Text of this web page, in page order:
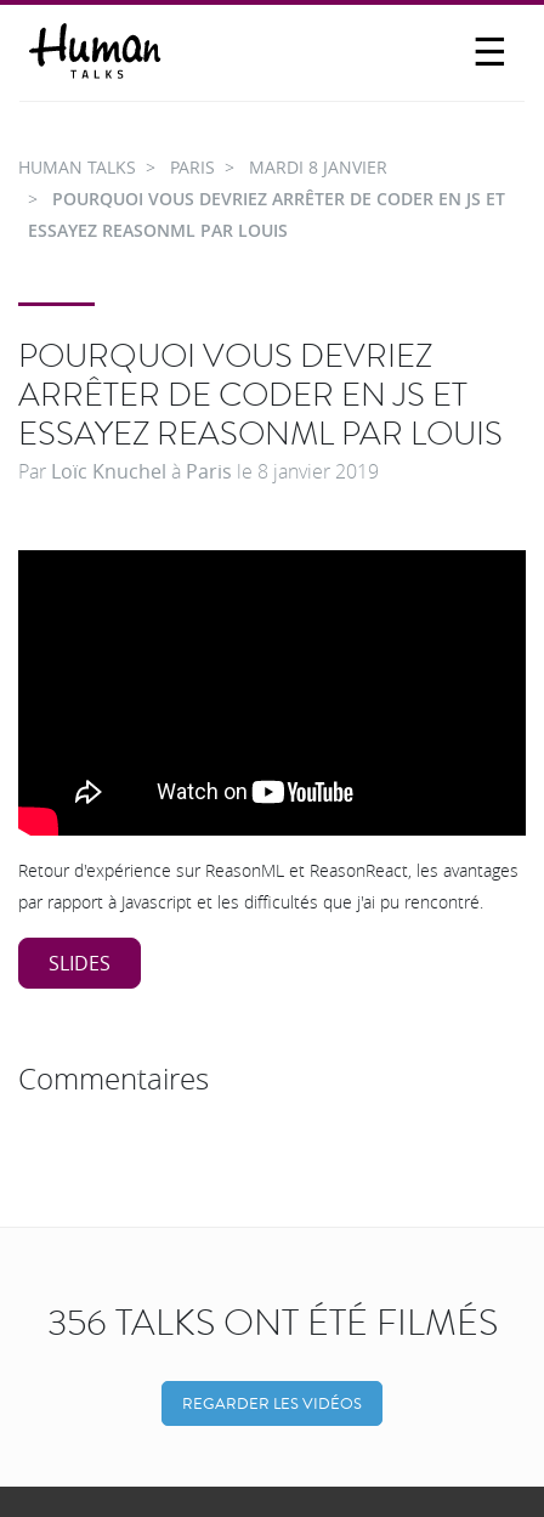
☰
PARTICIPER
HUMAN TALKS PARIS
MARDI 8 JANVIER
POURQUOI VOUS DEVRIEZ ARRÊTER DE CODER EN JS ET
ESSAYEZ REASONML PAR LOUIS
POURQUOI VOUS DEVRIEZ
ARRÊTER DE CODER EN JS ET
ESSAYEZ REASONML PAR LOUIS
Par Loïc Knuchel à Paris le 8 janvier 2019
Retour d'expérience sur ReasonML et ReasonReact, les avantages
par rapport à Javascript et les difficultés que j'ai pu rencontré.
SLIDES
Commentaires
356 TALKS ONT ÉTÉ FILMÉS
REGARDER LES VIDÉOS